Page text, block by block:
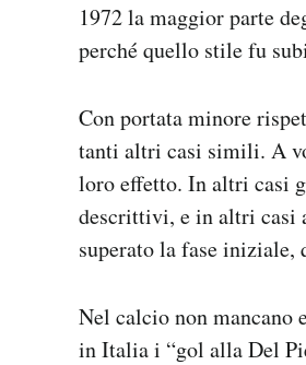
1972 la maggior parte
perché quello stile fu
Con portata minore
tanti altri casi simili. A
loro effetto. In altri casi
descrittivi, e in altri casi
superato la fase
Nel calcio non mancano
in Italia i “gol alla Del